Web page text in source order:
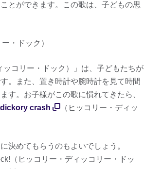
とができます。この歌は、子どもの思
・ドック）
ッコリー・ドック）」は、子どもたちが
。また、置き時計や腕時計を見て時間
す。お子様がこの歌に慣れてきたら、
crash
（ヒッコリー・ディッ
決めてもらうのもよいでしょう。
（ヒッコリー・ディッコリー・ドッ